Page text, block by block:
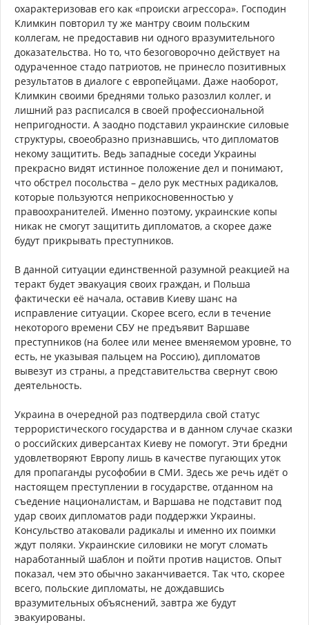
охарактеризовав его как «происки агрессора». Господин
Климкин повторил ту же мантру своим польским
коллегам, не предоставив ни одного вразумительного
доказательства. Но то, что безоговорочно действует на
одураченное стадо патриотов, не принесло позитивных
результатов в диалоге с европейцами. Даже наоборот,
Климкин своими бреднями только разозлил коллег, и
лишний раз расписался в своей профессиональной
непригодности. А заодно подставил украинские силовые
структуры, своеобразно признавшись, что дипломатов
некому защитить. Ведь западные соседи Украины
прекрасно видят истинное положение дел и понимают,
что обстрел посольства – дело рук местных радикалов,
которые пользуются неприкосновенностью у
правоохранителей. Именно поэтому, украинские копы
никак не смогут защитить дипломатов, а скорее даже
будут прикрывать преступников.
В данной ситуации единственной разумной реакцией на
теракт будет эвакуация своих граждан, и Польша
фактически её начала, оставив Киеву шанс на
исправление ситуации. Скорее всего, если в течение
некоторого времени СБУ не предъявит Варшаве
преступников (на более или менее вменяемом уровне, то
есть, не указывая пальцем на Россию), дипломатов
вывезут из страны, а представительства свернут свою
деятельность.
Украина в очередной раз подтвердила свой статус
террористического государства и в данном случае сказки
о российских диверсантах Киеву не помогут. Эти бредни
удовлетворяют Европу лишь в качестве пугающих уток
для пропаганды русофобии в СМИ. Здесь же речь идёт о
настоящем преступлении в государстве, отданном на
съедение националистам, и Варшава не подставит под
удар своих дипломатов ради поддержки Украины.
Консульство атаковали радикалы и именно их поимки
ждут поляки. Украинские силовики не могут сломать
наработанный шаблон и пойти против нацистов. Опыт
показал, чем это обычно заканчивается. Так что, скорее
всего, польские дипломаты, не дождавшись
вразумительных объяснений, завтра же будут
эвакуированы.